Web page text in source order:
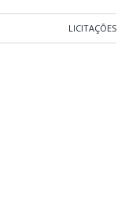
LICITAÇÕES